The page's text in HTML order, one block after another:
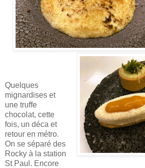
Quelques
mignardises et
une truffe
chocolat, cette
fois, un déca et
retour en métro.
On se séparé des
Rocky à la station
St Paul. Encore